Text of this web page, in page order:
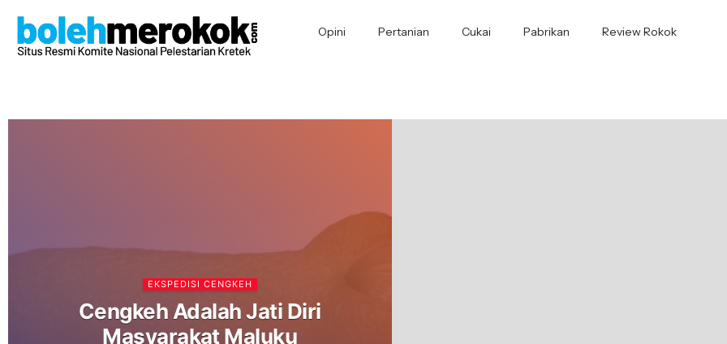
Opini Pertanian Cukai Pabrikan Review Rokok
EKSPEDISI CENGKEH
Cengkeh Adalah Jati Diri
Masyarakat Maluku